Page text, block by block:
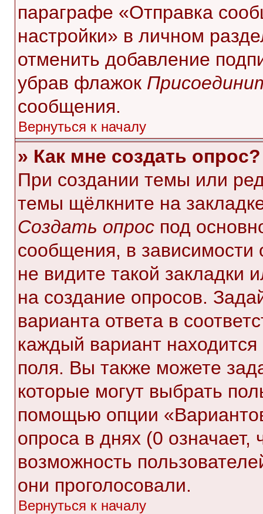
параграфе «Отправка
настройки» в личном
отменить добавление
убрав флажок
сообщения.
Вернуться к началу
» Как мне создать опрос?
При создании темы или
темы щёлкните на
Создать опрос под
сообщения, в зависимости
не видите такой
на создание опросов.
варианта ответа в
каждый вариант находится
поля. Вы также можете
которые могут выбрать
помощью опции
опроса в днях (0
возможность
они проголосовали.
Вернуться к началу